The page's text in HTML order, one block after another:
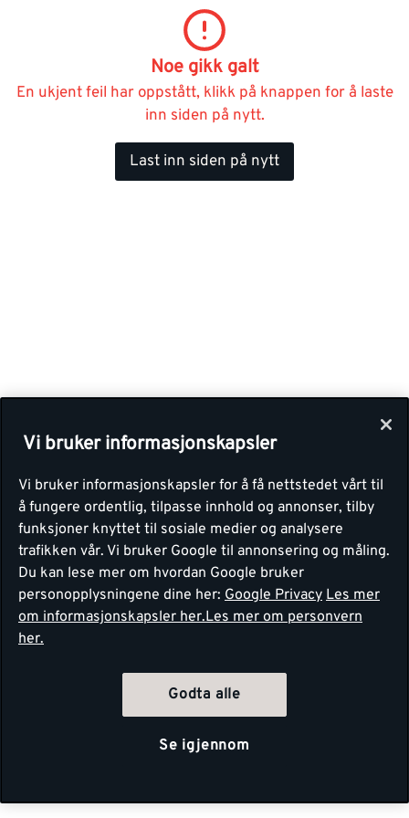
Noe gikk galt
En ukjent feil har oppstått, klikk på knappen for å laste
inn siden på nytt.
Last inn siden på nytt
Vi bruker informasjonskapsler
Vi bruker informasjonskapsler for å få nettstedet vårt til
å fungere ordentlig, tilpasse innhold og annonser, tilby
funksjoner knyttet til sosiale medier og analysere
trafikken vår. Vi bruker Google til annonsering og måling.
Du kan lese mer om hvordan Google bruker
personopplysningene dine her: Google Privacy Les mer
om informasjonskapsler her.Les mer om personvern
her.
Godta alle
Se igjennom